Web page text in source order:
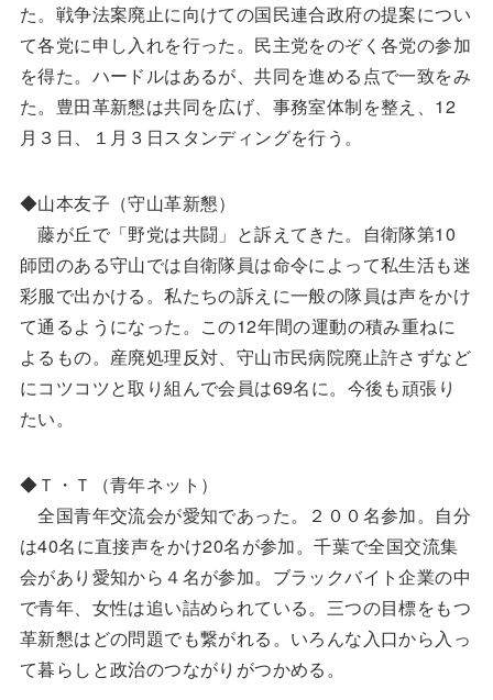
た。戦争法案廃止に向けての国民連合政府の提案につい
て各党に申し入れを行った。民主党をのぞく各党の参加
を得た。ハードルはあるが、共同を進める点で一致をみ
た。豊田革新懇は共同を広げ、事務室体制を整え、12
月３日、１月３日スタンディングを行う。
◆山本友子（守山革新懇）
藤が丘で「野党は共闘」と訴えてきた。自衛隊第10
師団のある守山では自衛隊員は命令によって私生活も迷
彩服で出かける。私たちの訴えに一般の隊員は声をかけ
て通るようになった。この12年間の運動の積み重ねに
よるもの。産廃処理反対、守山市民病院廃止許さずなど
にコツコツと取り組んで会員は69名に。今後も頑張り
たい。
◆Ｔ・Ｔ（青年ネット）
全国青年交流会が愛知であった。２００名参加。自分
は40名に直接声をかけ20名が参加。千葉で全国交流集
会があり愛知から４名が参加。ブラックバイト企業の中
で青年、女性は追い詰められている。三つの目標をもつ
革新懇はどの問題でも繋がれる。いろんな入口から入っ
て暮らしと政治のつながりがつかめる。